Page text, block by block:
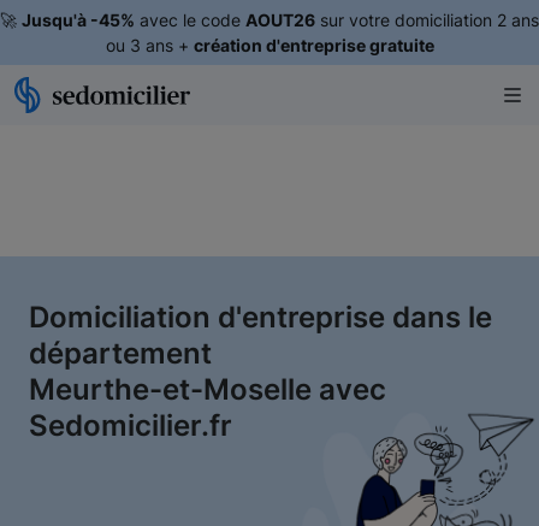
🚀 Jusqu'à -45% avec le code AOUT26 sur votre domiciliation 2 ans
ou 3 ans + création d'entreprise gratuite
Domiciliation d'entreprise dans le
département
Meurthe-et-Moselle avec
Sedomicilier.fr